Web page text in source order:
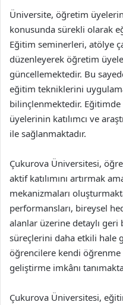
Üniversite, öğretim
konusunda sürekli olarak
Eğitim seminerleri, atölye
düzenleyerek öğretim
güncellemektedir. Bu
eğitim tekniklerini
bilinçlenmektedir.
üyelerinin katılımcı ve
ile sağlanmaktadır.
Çukurova Üniversitesi,
aktif katılımını artırmak
mekanizmaları
performansları, bireysel
alanlar üzerine detaylı
süreçlerini daha etkili hale
öğrencilere kendi
geliştirme imkânı
Çukurova Üniversitesi,